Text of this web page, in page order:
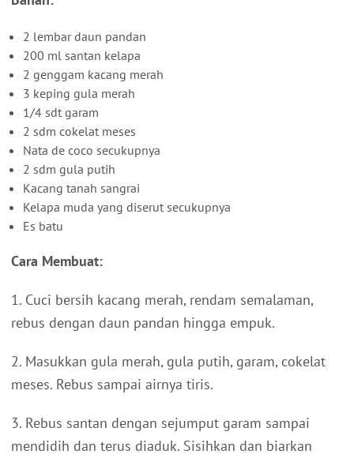
2 lembar daun pandan
200 ml santan kelapa
2 genggam kacang merah
3 keping gula merah
1/4 sdt garam
2 sdm cokelat meses
Nata de coco secukupnya
2 sdm gula putih
Kacang tanah sangrai
Kelapa muda yang diserut secukupnya
Es batu
Cara Membuat:
1. Cuci bersih kacang merah, rendam semalaman,
rebus dengan daun pandan hingga empuk.
2. Masukkan gula merah, gula putih, garam, cokelat
meses. Rebus sampai airnya tiris.
3. Rebus santan dengan sejumput garam sampai
mendidih dan terus diaduk. Sisihkan dan biarkan